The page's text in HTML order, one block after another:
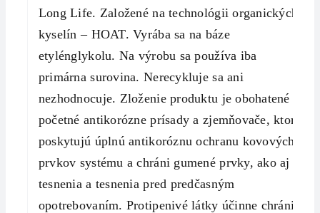
Long Life. Založené na technológii organických
kyselín – HOAT. Vyrába sa na báze
etylénglykolu. Na výrobu sa používa iba
primárna surovina. Nerecykluje sa ani
nezhodnocuje. Zloženie produktu je obohatené o
početné antikorózne prísady a zjemňovače, ktoré
poskytujú úplnú antikoróznu ochranu kovových
prvkov systému a chráni gumené prvky, ako aj
tesnenia a tesnenia pred predčasným
opotrebovaním. Protipenivé látky účinne chránia